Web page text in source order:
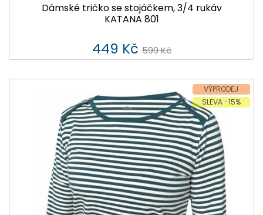
Dámské tričko se stojáčkem, 3/4 rukáv
KATANA 801
449 Kč 599 Kč
VÝPRODEJ
SLEVA -15%